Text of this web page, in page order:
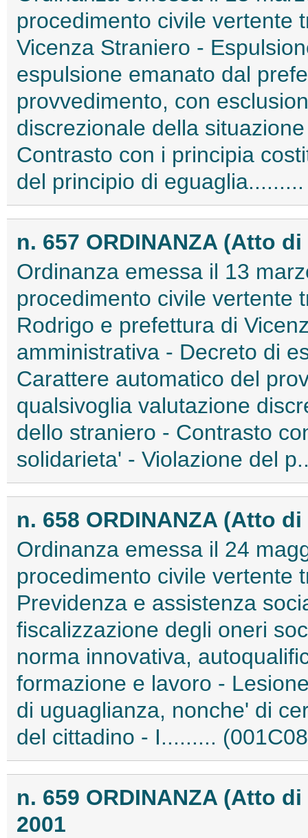
procedimento civile vertente
Vicenza Straniero -
espulsione emanato dal
provvedimento, con
discrezionale della
Contrasto con i principia
del principio di
n. 657 ORDINANZA (Atto
Ordinanza emessa il 13
procedimento civile vertente
Rodrigo e prefettura di
amministrativa - Decreto di
Carattere automatico del
qualsivoglia valutazione
dello straniero - Contrasto
solidarieta' - Violazione del
n. 658 ORDINANZA (Atto
Ordinanza emessa il 24
procedimento civile vertente
Previdenza e assistenza
fiscalizzazione degli oneri
norma innovativa,
formazione e lavoro -
di uguaglianza, nonche' di
del cittadino - I.........
n. 659 ORDINANZA (Atto
2001